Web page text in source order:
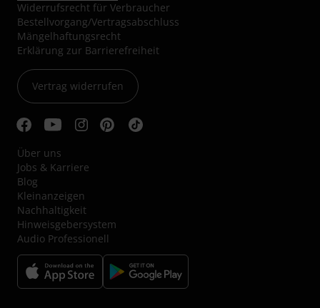
Widerrufsrecht für Verbraucher
Bestellvorgang/Vertragsabschluss
Mängelhaftungsrecht
Erklärung zur Barrierefreiheit
Vertrag widerrufen
Über uns
Jobs & Karriere
Blog
Kleinanzeigen
Nachhaltigkeit
Hinweisgebersystem
Audio Professionell